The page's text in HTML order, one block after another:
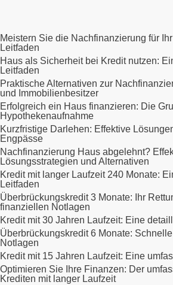
Meistern Sie die Nachfinanzierung für
Leitfaden
Haus als Sicherheit bei Kredit nutzen:
Leitfaden
Praktische Alternativen zur
und Immobilienbesitzer
Erfolgreich ein Haus finanzieren: Die
Hypothekenaufnahme
Kurzfristige Darlehen: Effektive
Engpässe
Nachfinanzierung Haus abgelehnt?
Lösungsstrategien und Alternativen
Kredit mit langer Laufzeit 240 Monate:
Leitfaden
Überbrückungskredit 3 Monate: Ihr
finanziellen Notlagen
Kredit mit 30 Jahren Laufzeit: Eine
Überbrückungskredit 6 Monate:
Notlagen
Kredit mit 15 Jahren Laufzeit: Eine
Optimieren Sie Ihre Finanzen: Der
Krediten mit langer Laufzeit